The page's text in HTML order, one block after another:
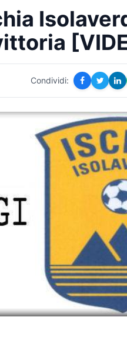
Condividi: